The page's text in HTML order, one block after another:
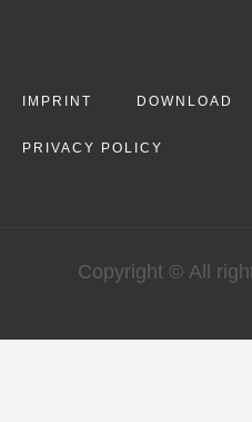
IMPRINT DOWNLOAD
PRIVACY POLICY
Copyright © All